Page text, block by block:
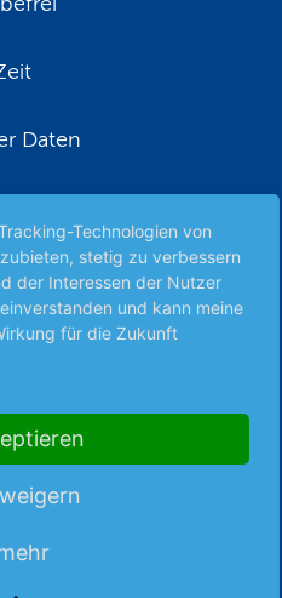
Daten
Technologien von
stetig zu verbessern
der Interessen der Nutzer
und kann meine
für die Zukunft